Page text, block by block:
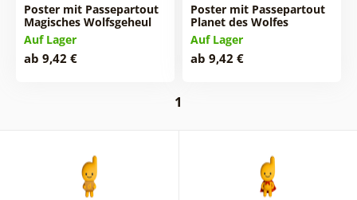
Poster mit Passepartout
Magisches Wolfsgeheul
Auf Lager
ab 9,42 €
Poster mit Passepartout
Planet des Wolfes
Auf Lager
ab 9,42 €
1